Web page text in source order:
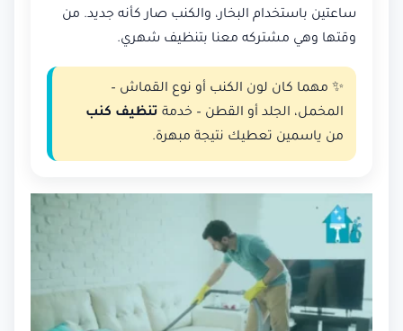
ساعتين باستخدام البخار، والكنب صار كأنه جديد. من
وقتها وهي مشتركه معنا بتنظيف شهري.
✨ مهما كان لون الكنب أو نوع القماش –
المخمل، الجلد أو القطن – خدمة تنظيف كنب
من ياسمين تعطيك نتيجة مبهرة.